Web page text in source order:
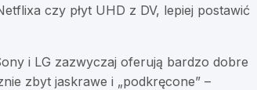
czy płyt UHD z DV, lepiej postawić
i LG zazwyczaj oferują bardzo dobre
zbyt jaskrawe i „podkręcone” –